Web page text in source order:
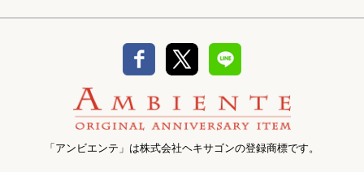
「アンビエンテ」は株式会社ヘキサゴンの登録商標です。